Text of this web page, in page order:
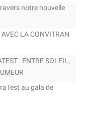
notre nouvelle
LA CONVITRAN
: ENTRE SOLEIL,
au gala de